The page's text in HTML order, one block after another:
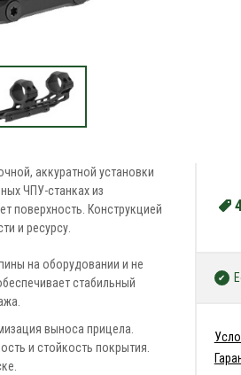
аккуратной установки
ЧПУ-станках из
поверхность. Конструкцией
и ресурсу.
на оборудовании и не
стабильный
выноса прицела.
и стойкость покрытия.